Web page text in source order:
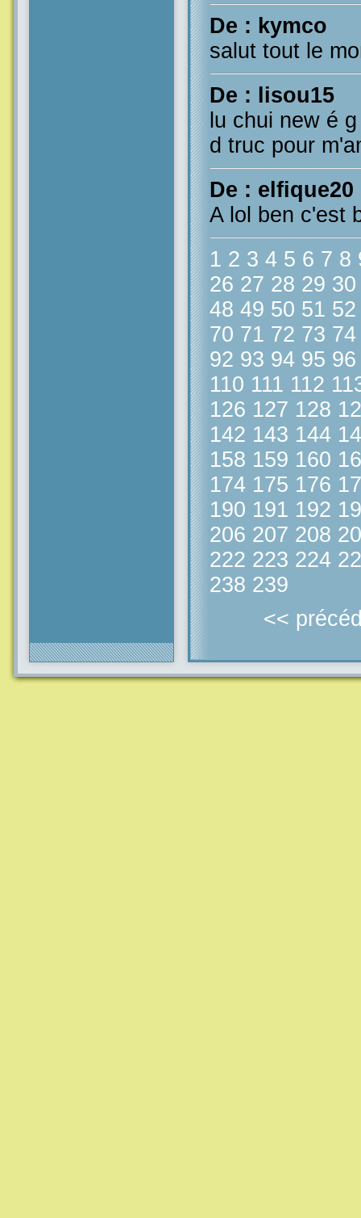
De : kymco
salut tout le
De : lisou15
lu chui new é
d truc pour
De : elfique20
A lol ben c'est
1 2 3 4 5 6 7 8
26 27 28 29 30
48 49 50 51 52
70 71 72 73 74
92 93 94 95 96
110 111 112
126 127 128
142 143 144
158 159 160
174 175 176
190 191 192
206 207 208
222 223 224
238 239
<<